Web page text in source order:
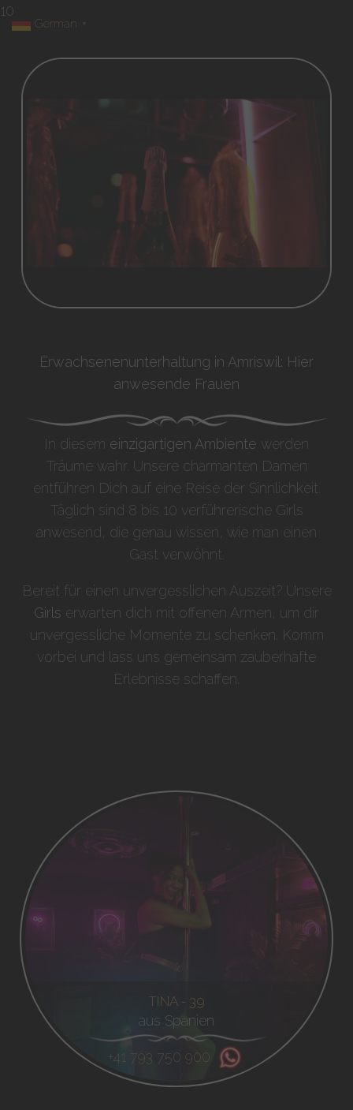
10
Erwachsenenunterhaltung in Amriswil: Hier
anwesende Frauen
In diesem einzigartigen Ambiente werden
Träume wahr. Unsere charmanten Damen
entführen Dich auf eine Reise der Sinnlichkeit.
Täglich sind 8 bis 10 verführerische Girls
anwesend, die genau wissen, wie man einen
Gast verwöhnt.
Bereit für einen unvergesslichen Auszeit? Unsere
Girls erwarten dich mit offenen Armen, um dir
unvergessliche Momente zu schenken. Komm
vorbei und lass uns gemeinsam zauberhafte
Erlebnisse schaffen.
TINA - 39
aus Spanien
+41 793 750 900
German